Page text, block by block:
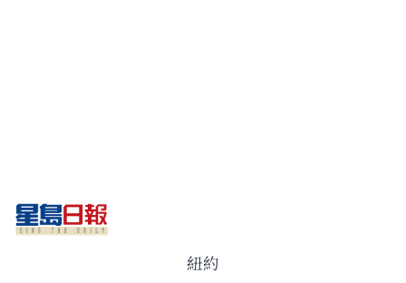
紐約